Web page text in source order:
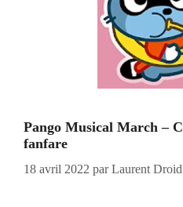
Pango Musical March –
fanfare
18 avril 2022 parLaurent Droid